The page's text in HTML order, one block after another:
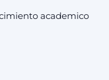
academico